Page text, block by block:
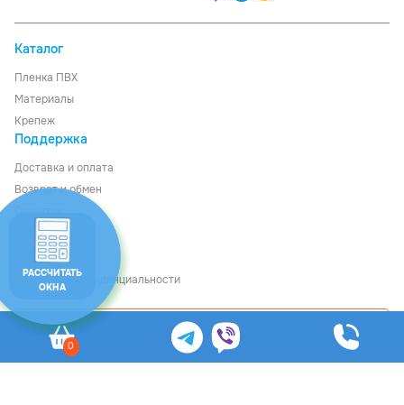
Каталог
Пленка ПВХ
Материалы
Крепеж
Поддержка
Доставка иоплата
Возврат и обмен
О компании
Контакты
Политика конфиденциальности
Рассчитать стоимость
0
РАССЧИТАТЬ
ОКНА